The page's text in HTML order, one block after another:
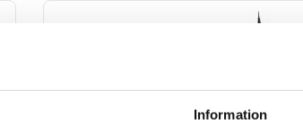
Information